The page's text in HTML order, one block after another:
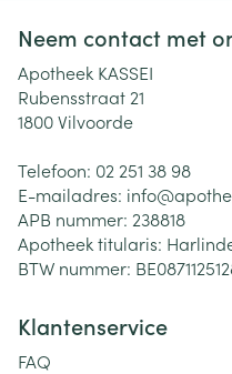
Neem contact met
Apotheek KASSEI
Rubensstraat 21
1800Vilvoorde
Telefoon: 02 251 38 98
E-mailadres: info@
APB nummer: 238818
Apotheek titularis:
BTW nummer:
Klantenservice
FAQ